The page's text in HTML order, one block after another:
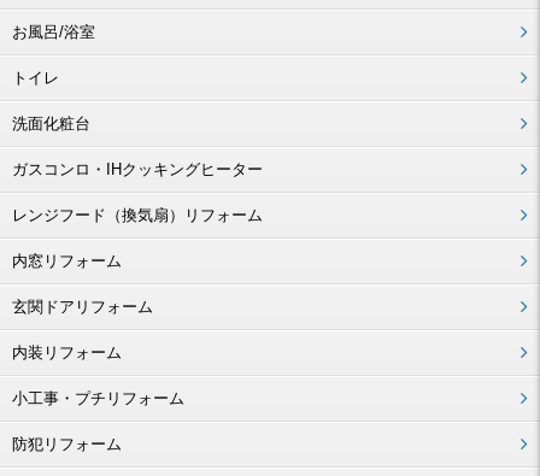
お風呂/浴室
トイレ
洗面化粧台
ガスコンロ・IHクッキングヒーター
レンジフード（換気扇）リフォーム
内窓リフォーム
玄関ドアリフォーム
内装リフォーム
小工事・プチリフォーム
防犯リフォーム